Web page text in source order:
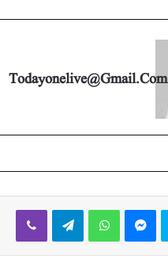
Todayonelive@gmail.com
Telegram